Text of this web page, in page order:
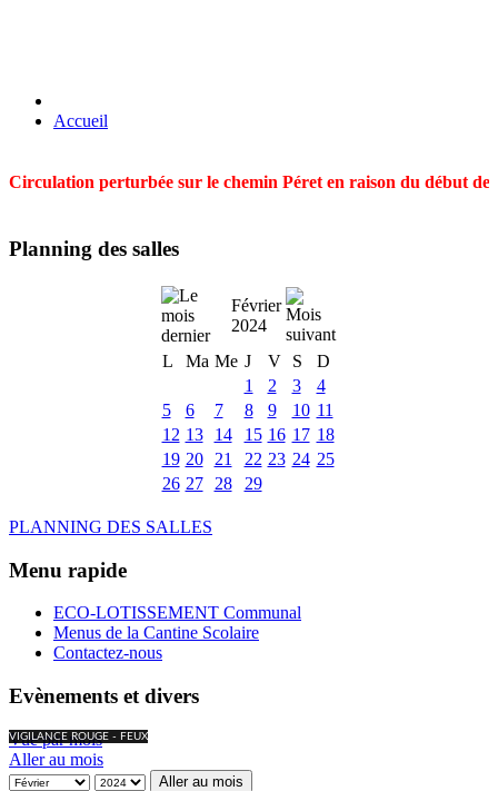
Accueil
Circulation perturbée sur le chemin Péret en raison du début
Planning des salles
Février
2024
L
Ma Me J V S
D
1
2 3
4
5
6 7 8 9 10 11
12 13 14 15 16 17 18
19 20 21 22 23 24 25
26 27 28 29
PLANNING DES SALLES
Menu rapide
ECO-LOTISSEMENT Communal
Menus de la Cantine Scolaire
Contactez-nous
Evènements et divers
VIGILANCE ROUGE - FEUX
Vue par mois
Aller au mois
Aller au mois